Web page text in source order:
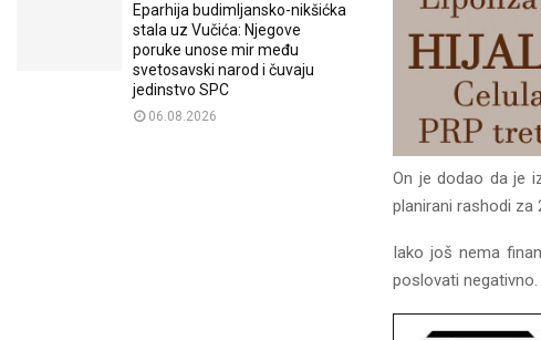
On je dodao da je
planirani rashodi za
Iako još nema
poslovati negativno.
Eparhija budimljansko-nikšićka
stala uz Vučića: Njegove
poruke unose mir među
svetosavski narod i čuvaju
jedinstvo SPC
06.08.2026